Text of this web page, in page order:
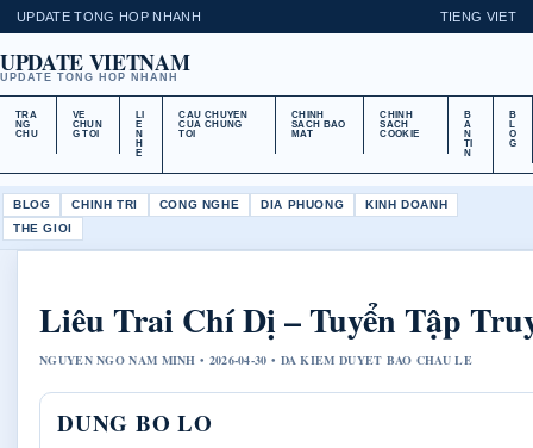
UPDATE TONG HOP NHANH TIENG VIET
UPDATE VIETNAM
UPDATE TONG HOP NHANH
TRA
NG
CHU
VE
CHUN
G TOI
LI
E
N
H
E
CAU CHUYEN
CUA CHUNG
TOI
CHINH
SACH BAO
MAT
CHINH
SACH
COOKIE
B
A
N
TI
N
B
L
O
G
BLOG CHINH TRI CONG NGHE DIA PHUONG
KINH DOANH
THE GIOI
Liêu Trai Chí Dị – Tuyển Tập
NGUYEN NGO NAM MINH • 2026-04-30 • DA KIEM DUYET BAO CHAU LE
DUNG BO LO